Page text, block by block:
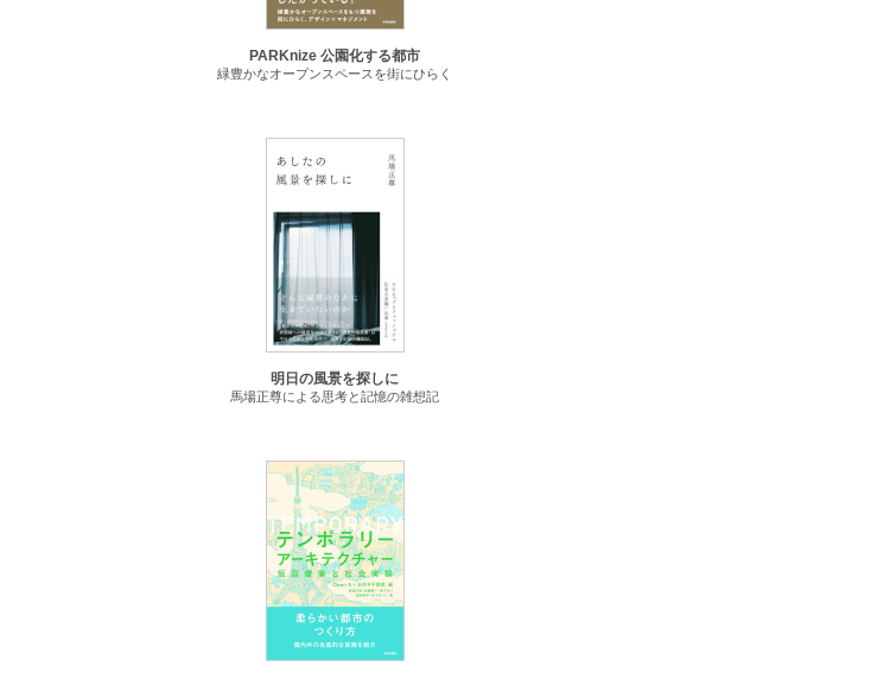
PARKnize 公園化する都市
緑豊かなオープンスペースを街にひらく
明日の風景を探しに
馬場正尊による思考と記憶の雑想記